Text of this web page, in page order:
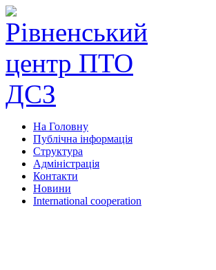
На Головну
Публічна інформація
Структура
Адміністрація
Контакти
Новини
International cooperation